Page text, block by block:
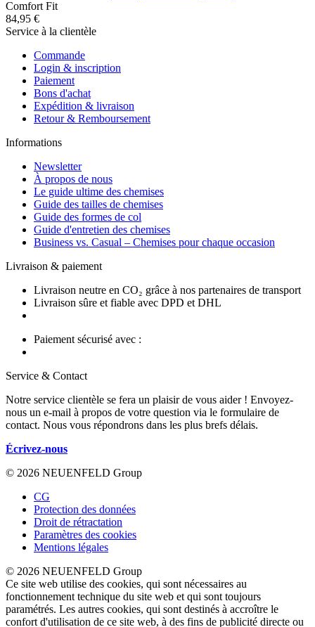
Comfort Fit
84,95 €
Service à la clientèle
Commande
Login & inscription
Paiement
Bons d'achat
Expédition & livraison
Retour & Remboursement
Informations
Newsletter
À propos de nous
Le guide ultime des chemises
Guide des tailles de chemises
Guide des formes de col
Guide d'entretien des chemises
Business vs. Casual – Chemises pour chaque occasion
Livraison & paiement
Livraison neutre en CO₂ grâce à nos partenaires de transport
Livraison sûre et fiable avec DPD et DHL
Paiement sécurisé avec :
Service & Contact
Notre service clientèle se fera un plaisir de vous aider ! Envoyez-
nous un e-mail à propos de votre question via le formulaire de
contact. Nous vous répondrons dans les plus brefs délais.
Écrivez-nous
© 2026 NEUENFELD Group
CG
Protection des données
Droit de rétractation
Paramètres des cookies
Mentions légales
© 2026 NEUENFELD Group
Ce site web utilise des cookies, qui sont nécessaires au
fonctionnement technique du site web et qui sont toujours
paramétrés. Les autres cookies, qui sont destinés à accroître le
confort d'utilisation de ce site web, à des fins de publicité directe ou